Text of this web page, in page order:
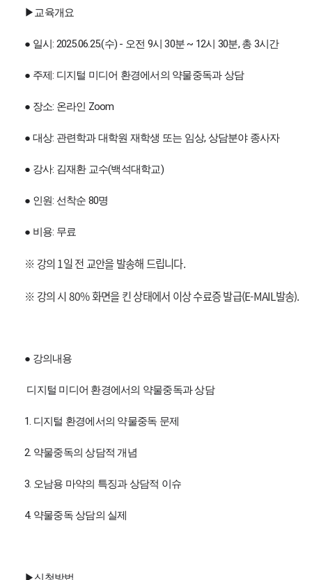
▶교육개요
● 일시: 2025.06.25.(수) - 오전 9시 30분 ~ 12시 30분, 총 3시간
● 주제: 디지털 미디어 환경에서의 약물중독과 상담
● 장소: 온라인 Zoom
● 대상: 관련학과 대학원 재학생 또는 임상, 상담분야 종사자
● 강사: 김재환 교수(백석대학교)
● 인원: 선착순 80명
● 비용: 무료
※ 강의 1일 전 교안을 발송해 드립니다.
※ 강의 시 80% 화면을 킨 상태에서 이상 수료증 발급(E-MAIL발송).
● 강의내용
디지털 미디어 환경에서의 약물중독과 상담
1. 디지털 환경에서의 약물중독 문제
2. 약물중독의 상담적 개념
3. 오남용 마약의 특징과 상담적 이슈
4. 약물중독 상담의 실제